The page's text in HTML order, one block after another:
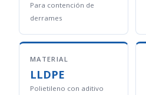
Para contención de
derrames
MATERIAL
LLDPE
Polietileno con aditivo